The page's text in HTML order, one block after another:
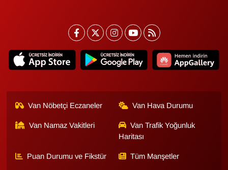
Van Nöbetçi Eczaneler Van Hava Durumu
Van Namaz Vakitleri
Van Trafik Yoğunluk
Haritası
Puan Durumu ve Fikstür Tüm Manşetler
ONE EKONOMİ
POLİTİKA
RÖPORTAJ
SAĞLIK
Seri İlan